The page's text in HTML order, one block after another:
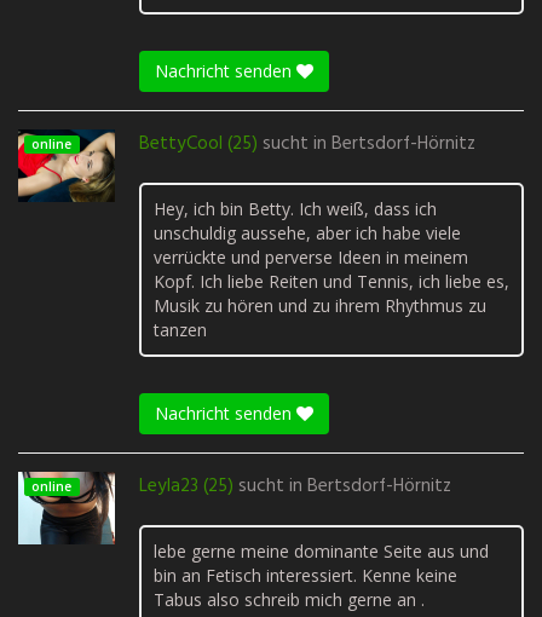
Nachricht senden
online BettyCool (25) sucht in Bertsdorf-Hörnitz
Hey, ich bin Betty. Ich weiß, dass ich
unschuldig aussehe, aber ich habe viele
verrückte und perverse Ideen in meinem
Kopf. Ich liebe Reiten und Tennis, ich liebe es,
Musik zu hören und zu ihrem Rhythmus zu
tanzen
Nachricht senden
online Leyla23 (25) sucht in Bertsdorf-Hörnitz
lebe gerne meine dominante Seite aus und
bin an Fetisch interessiert. Kenne keine
Tabus also schreib mich gerne an .